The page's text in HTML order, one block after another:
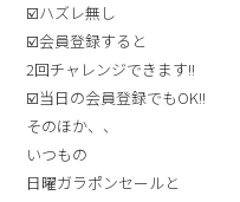
☑️ハズレ無し
☑️会員登録すると
2回チャレンジできます!!
☑️当日の会員登録でもOK!!
そのほか、、
いつもの
日曜ガラポンセールと